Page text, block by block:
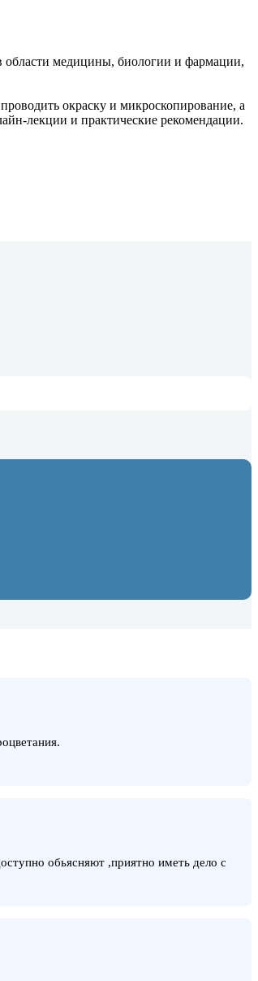
области медицины, биологии и фармации,
окраску и микроскопирование, а
лекции и практические рекомендации.
обьясняют ,приятно иметь дело с